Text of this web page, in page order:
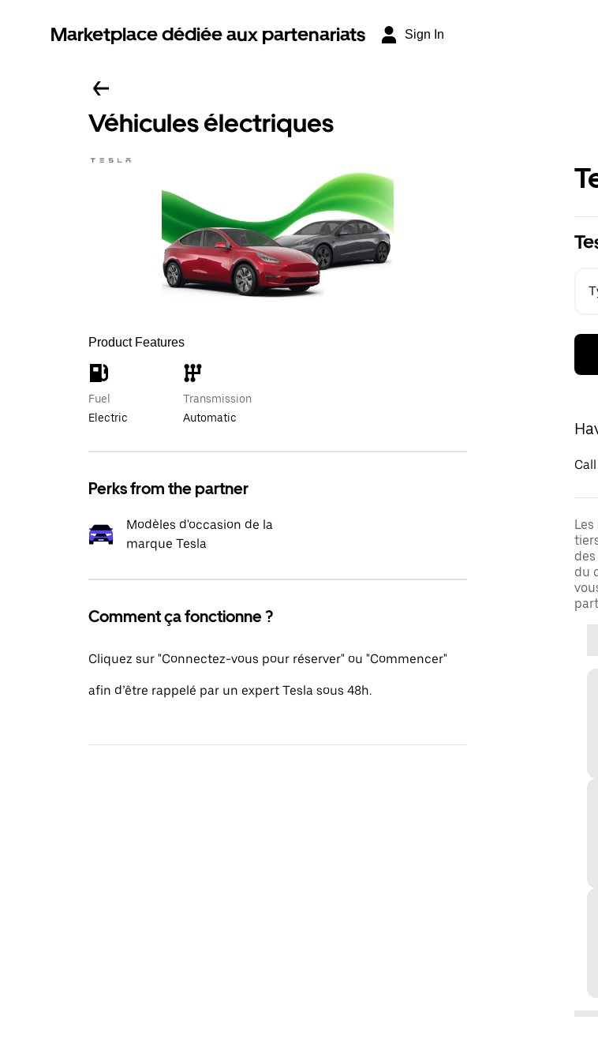
Marketplace dédiée aux partenariats Sign In
Véhicules électriques
Product Features
Fuel
Electric
Transmission
Automatic
Perks from the partner
Modèles d'occasion de la
marque Tesla
Comment ça fonctionne ?
Cliquez sur "Connectez-vous pour réserver" ou "Commencer"
afin d’être rappelé par un expert Tesla sous 48h.
du